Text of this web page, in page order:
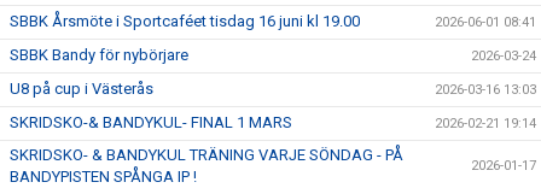
SBBK Årsmöte i Sportcaféet tisdag 16 juni kl 19.00 2026-06-01 08:41
SBBK Bandy för nybörjare 2026-03-24
U8 på cup i Västerås 2026-03-16 13:03
SKRIDSKO-& BANDYKUL- FINAL 1 MARS 2026-02-21 19:14
SKRIDSKO- & BANDYKUL TRÄNING VARJE SÖNDAG - PÅ
BANDYPISTEN SPÅNGA IP !
2026-01-17